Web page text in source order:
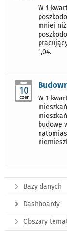
W 1
mniej
1,04.
10
czer
W 1
budowę
Bazy danych
Dashboardy
Obszary